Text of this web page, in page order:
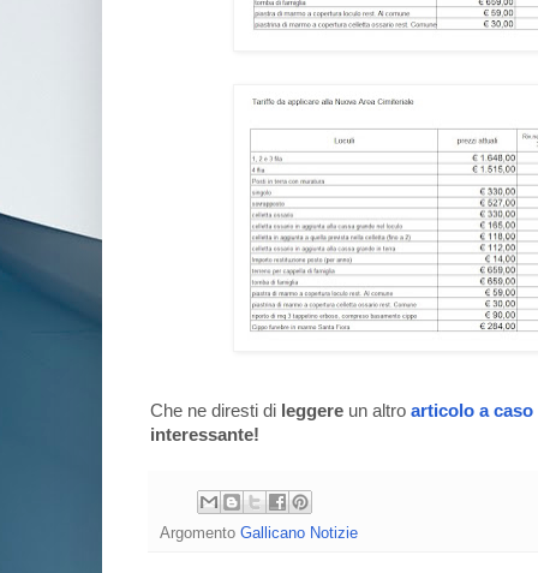
Che ne diresti di leggere un altro articolo a caso
interessante!
Argomento Gallicano Notizie